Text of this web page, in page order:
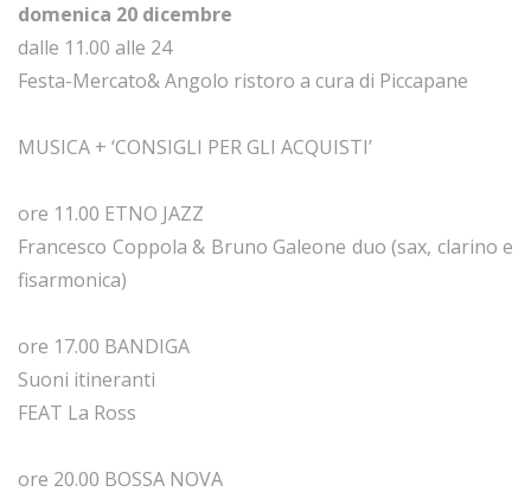
domenica 20 dicembre
dalle 11.00 alle 24
Festa-Mercato& Angolo ristoro a cura di Piccapane
MUSICA + ‘CONSIGLI PER GLI ACQUISTI’
ore 11.00 ETNO JAZZ
Francesco Coppola & Bruno Galeone duo (sax, clarino e
fisarmonica)
ore 17.00 BANDIGA
Suoni itineranti
FEAT La Ross
ore 20.00 BOSSA NOVA